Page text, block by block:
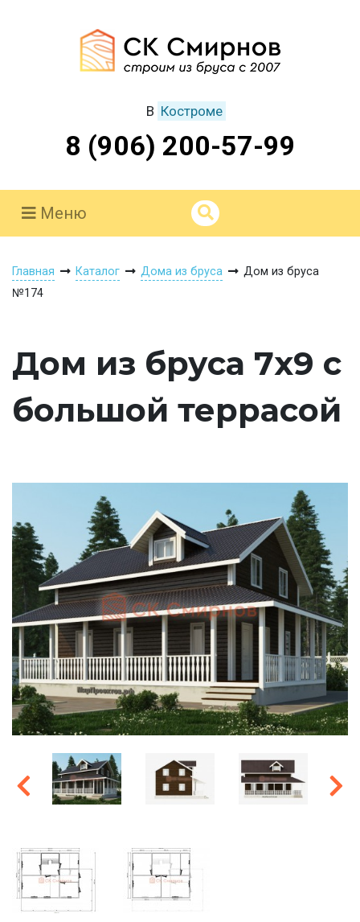
В Костроме
8 (906) 200-57-99
Меню
Главная Каталог Дома из бруса
Дом из бруса
№174
Дом из бруса 7х9 с
большой террасой